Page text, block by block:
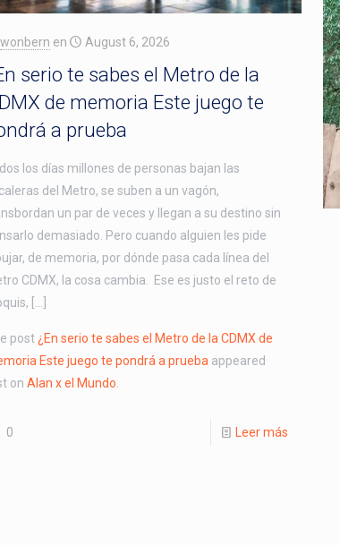
wonbern en August 6, 2026
serio te sabes el Metro de la
de memoria Este juego te
a prueba
los días millones de personas bajan las
del Metro, se suben a un vagón,
un par de veces y llegan a su destino sin
demasiado. Pero cuando alguien les pide
de memoria, por dónde pasa cada línea del
CDMX, la cosa cambia. Ese es justo el reto de
[…]
post ¿En serio te sabes el Metro de la CDMX de
Este juego te pondrá a prueba appeared
on Alan x el Mundo
0 Leer más